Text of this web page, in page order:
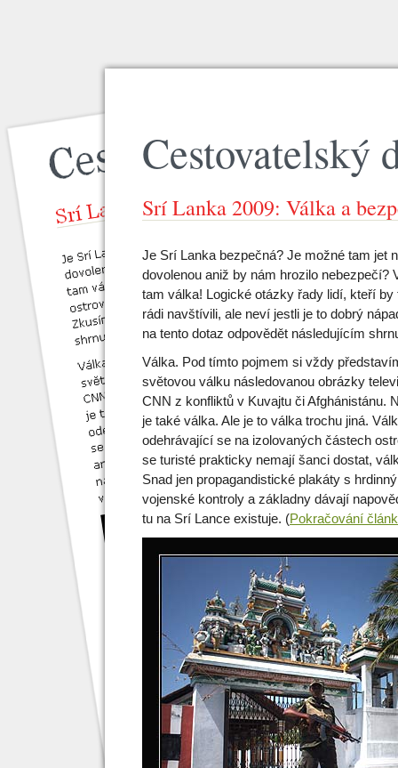
Cestovatelský
Srí Lanka 2009: Válka a
Je Srí Lanka bezpečná? Je možné tam jet
dovolenou aniž by nám hrozilo nebezpečí?
tam válka! Logické otázky řady lidí, kteří by
rádi navštívili, ale neví jestli je to dobrý
na tento dotaz odpovědět následujícím
Válka. Pod tímto pojmem si vždy
světovou válku následovanou obrázky
CNN z konfliktů v Kuvajtu či Afghánistánu.
je také válka. Ale je to válka trochu jiná.
odehrávající se na izolovaných částech
se turisté prakticky nemají šanci dostat,
Snad jen propagandistické plakáty s
vojenské kontroly a základny dávají
tu na Srí Lance existuje. (Pokračování